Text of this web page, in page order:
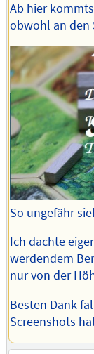
Ab hier
obwohl an den
So ungefähr
Ich dachte
werdendem
nur von der
Besten Dank
Screenshots